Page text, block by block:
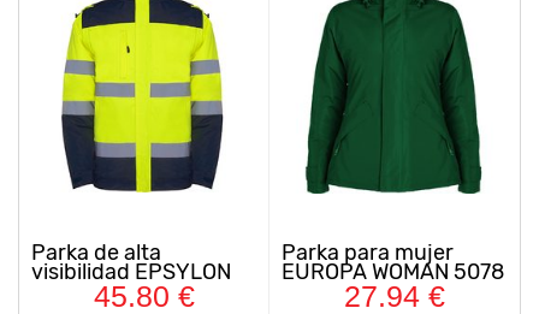
Parka de alta
visibilidad EPSYLON
45.80 €
Parka para mujer
EUROPA WOMAN 5078
27.94 €